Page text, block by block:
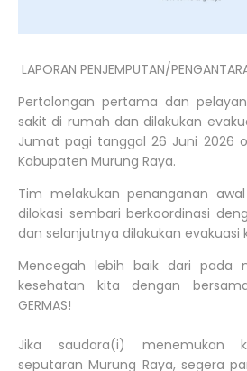
LAPORAN PENJEMPUTAN/
Pertolongan pertama dan
sakit di rumah dan dilakukan
Jumat pagi tanggal 26 Juni 2026
Kabupaten Murung Raya.
Tim melakukan penanganan
dilokasi sembari berkoordinasi
dan selanjutnya dilakukan evakuasi
Mencegah lebih baik dari pada
kesehatan kita dengan
GERMAS!
Jika saudara(i) menemukan
seputaran Murung Raya, segera